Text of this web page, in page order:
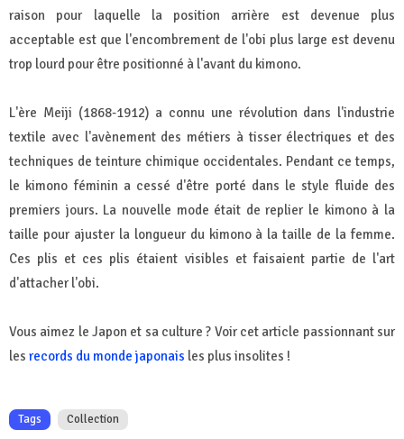
raison pour laquelle la position arrière est devenue plus
acceptable est que l'encombrement de l'obi plus large est devenu
trop lourd pour être positionné à l'avant du kimono.
L'ère Meiji (1868-1912) a connu une révolution dans l'industrie
textile avec l'avènement des métiers à tisser électriques et des
techniques de teinture chimique occidentales. Pendant ce temps,
le kimono féminin a cessé d'être porté dans le style fluide des
premiers jours. La nouvelle mode était de replier le kimono à la
taille pour ajuster la longueur du kimono à la taille de la femme.
Ces plis et ces plis étaient visibles et faisaient partie de l'art
d'attacher l'obi.
Vous aimez le Japon et sa culture ? Voir cet article passionnant sur
les records du monde japonais les plus insolites !
Tags Collection